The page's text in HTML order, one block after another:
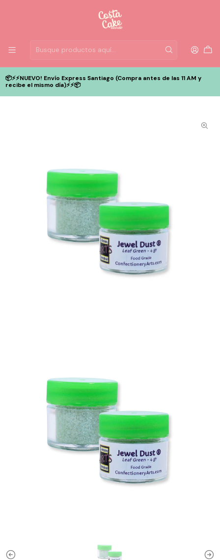
📦⚡️⚡️NUEVO! Envío Express Santiago (Compra antes de las 11 AM y
recibe el mismo día)⚡️⚡️📦